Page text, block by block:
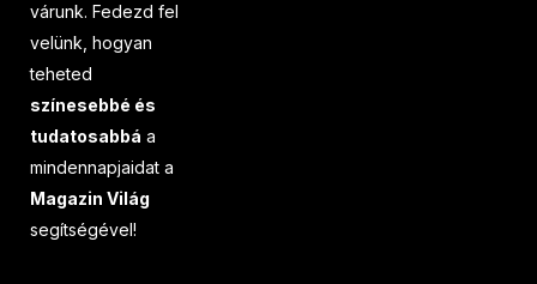
várunk. Fedezd fel
velünk, hogyan
teheted
színesebbé és
tudatosabbá a
mindennapjaidat a
Magazin Világ
segítségével!